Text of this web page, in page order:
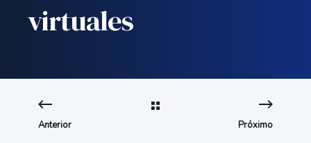
virtuales
Anterior Próximo